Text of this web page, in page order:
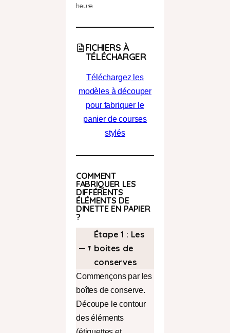
heure
FICHIERS À
TÉLÉCHARGER
Téléchargez les
modèles à découper
pour fabriquer le
panier de courses
stylés
COMMENT
FABRIQUER LES
DIFFÉRENTS
ÉLÉMENTS DE
DINETTE EN PAPIER
?
Étape 1 : Les
boites de
conserves
Commençons par les
boîtes de conserve.
Découpe le contour
des éléments